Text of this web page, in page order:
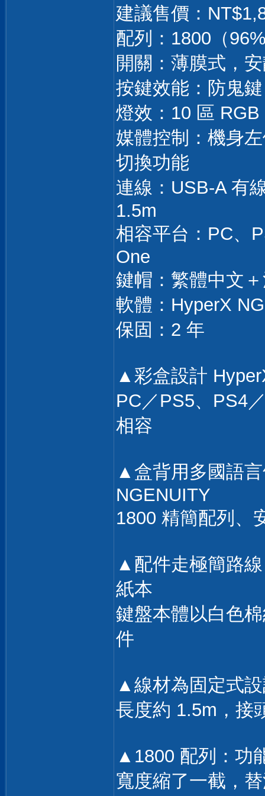
建議售價：
配列：1800（
開關：薄膜式，
按鍵效能：防鬼
燈效：10 區
媒體控制：機身
切換功能
連線：USB-A 有
1.5m
相容平台：PC、
One
鍵帽：繁體中文
軟體：HyperX
保固：2 年
▲彩盒設計
PC／PS5、PS4
相容
▲盒背用多國語
NGENUITY
1800 精簡配列、
▲配件走極簡路
紙本
鍵盤本體以白色
件
▲線材為固定式
長度約 1.5m，接
▲1800 配列：功
寬度縮了一截，